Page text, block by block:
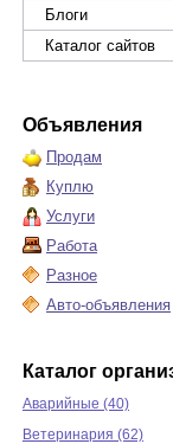
Блоги
Каталог сайтов
Объявления
Продам
Куплю
Услуги
Работа
Разное
Авто-объявления
Каталог
Аварийные (40)
Ветеринария (62)